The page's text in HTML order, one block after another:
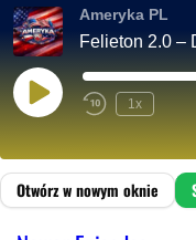
Ameryka PL
P
L
P
I
1x
Spotify
SHARE